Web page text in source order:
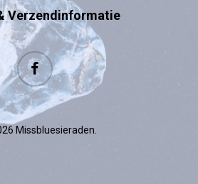
Verzendinformatie
facebook
Missbluesieraden.